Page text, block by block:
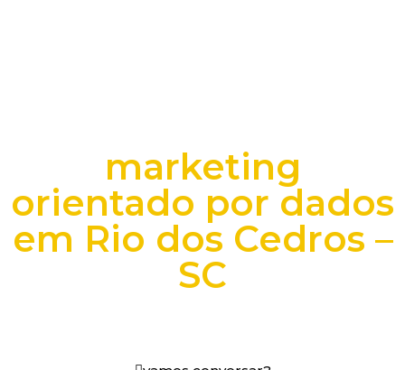
marketing
orientado por dados
em Rio dos Cedros –
SC